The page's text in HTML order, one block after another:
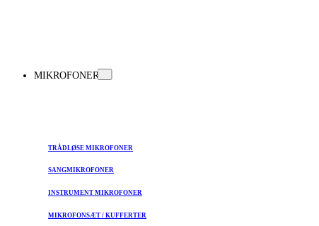
MIKROFONER
TRÅDLØSE MIKROFONER
SANGMIKROFONER
INSTRUMENT MIKROFONER
MIKROFONSÆT / KUFFERTER